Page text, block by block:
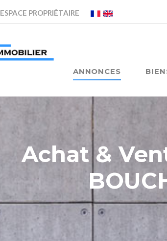
ESPACE PROPRIÉTAIRE
ANNONCES
Achat &